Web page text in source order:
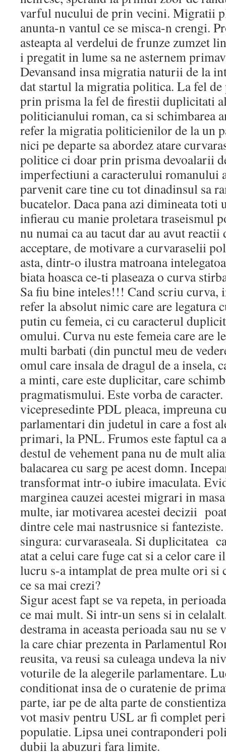
varful nucului de prin vecini. Migratii
anunta-n vantul ce se misca-n crengi.
asteapta al verdelui de frunze zumzet
i pregatit in lume sa ne asternem
Devansand insa migratia naturii de la
dat startul la migratia politica. La fel
prin prisma la fel de firestii duplicitati
politicianului roman, ca si schimbarea
refer la migratia politicienilor de la un
nici pe departe sa abordez atare
politice ci doar prin prisma devoalarii
imperfectiuni a caracterului romanului
parvenit care tine cu tot dinadinsul sa
bucatelor. Daca pana azi dimineata
infierau cu manie proletara traseismul
nu numai ca au tacut dar au avut reactii
acceptare, de motivare a curvaraselii
asta, dintr-o ilustra matroana
biata hoasca ce-ti plaseaza o curva
Sa fiu bine inteles!!! Cand scriu curva,
refer la absolut nimic care are legatura
putin cu femeia, ci cu caracterul
omului. Curva nu este femeia care are
multi barbati (din punctul meu de
omul care insala de dragul de a insela,
a minti, care este duplicitar, care
pragmatismului. Este vorba de
vicepresedinte PDL pleaca, impreuna
parlamentari din judetul in care a fost
primari, la PNL. Frumos este faptul ca
destul de vehement pana nu de mult
balacarea cu sarg pe acest domn.
transformat intr-o iubire imaculata.
marginea cauzei acestei migrari in
multe, iar motivarea acestei decizii
dintre cele mai nastrusnice si fanteziste.
singura: curvaraseala. Si duplicitatea
atat a celui care fuge cat si a celor care
lucru s-a intamplat de prea multe ori
ce sa mai crezi?
Sigur acest fapt se va repeta, in
ce mai mult. Si intr-un sens si in
destrama in aceasta perioada sau nu se
la care chiar prezenta in Parlamentul
reusita, va reusi sa culeaga undeva la
voturile de la alegerile parlamentare.
conditionat insa de o curatenie de
parte, iar pe de alta parte de
vot masiv pentru USL ar fi complet
populatie. Lipsa unei contraponderi
dubii la abuzuri fara limite.